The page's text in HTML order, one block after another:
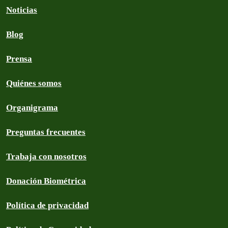
Noticias
Blog
Prensa
Quiénes somos
Organigrama
Preguntas frecuentes
Trabaja con nosotros
Donación Biométrica
Política de privacidad